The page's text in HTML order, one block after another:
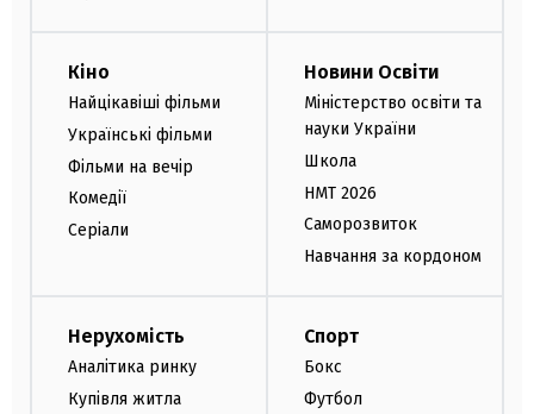
Кіно
Найцікавіші фільми
Українські фільми
Фільми на вечір
Комедії
Серіали
Новини Освіти
Міністерство освіти та
науки України
Школа
НМТ 2026
Саморозвиток
Навчання за кордоном
Нерухомість
Аналітика ринку
Купівля житла
Спорт
Бокс
Футбол